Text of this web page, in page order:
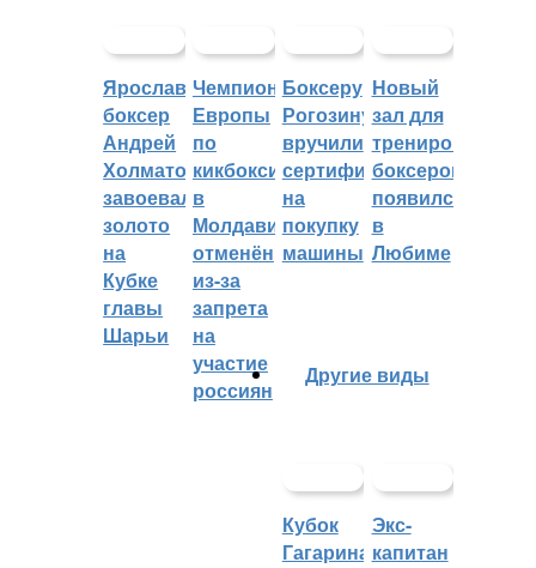
Ярославский
боксер
Андрей
Холматов
завоевал
золото
на
Кубке
главы
Шарьи
Чемпионат
Европы
по
кикбоксингу
в
Молдавии
отменён
из-за
запрета
на
участие
россиян
Боксеру
Рогозину
вручили
сертификат
на
покупку
машины
Новый
зал для
тренировок
боксеров
появился
в
Любиме
Другие виды
Кубок
Гагарина
Экс-
капитан